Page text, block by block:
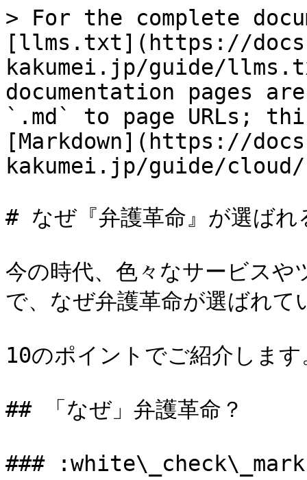
> For the complete
[llms.txt](https://
kakumei.jp/guide/
documentation pages
`.md` to page URLs;
[Markdown](https://
kakumei.jp/guide/
# なぜ『弁護革命』が選ばれ
今の時代、色々なサービス
で、なぜ弁護革命が選ばれて
10のポイントでご紹介します
## 「なぜ」弁護革命？
### :white\_check\_mark: